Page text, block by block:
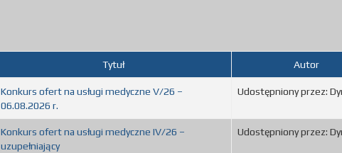
Tytuł Autor
Konkurs ofert na usługi medyczne V/26 –
06.08.2026 r.
Udostępniony przez:
Konkurs ofert na usługi medyczne IV/26 –
uzupełniający
Udostępniony przez: